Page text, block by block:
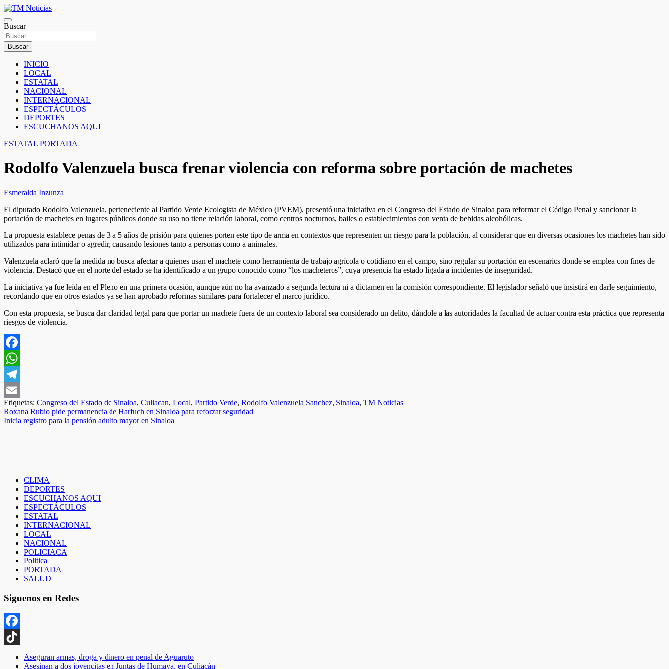
Saltar
al
contenido
TM Noticias
TM Noticias
Buscar
Buscar
INICIO
LOCAL
ESTATAL
NACIONAL
INTERNACIONAL
ESPECTÁCULOS
DEPORTES
ESCUCHANOS AQUI
ESTATAL PORTADA
Rodolfo Valenzuela busca frenar violencia con reforma sobre portación de machetes
Esmeralda Inzunza
El diputado Rodolfo Valenzuela, perteneciente al Partido Verde Ecologista de México (PVEM), presentó una iniciativa en el Congreso del Estado de Sinaloa para reformar el Código Penal y sancionar la
portación de machetes en lugares públicos donde su uso no tiene relación laboral, como centros nocturnos, bailes o establecimientos con venta de bebidas alcohólicas.
La propuesta establece penas de 3 a 5 años de prisión para quienes porten este tipo de arma en contextos que representen un riesgo para la población, al considerar que en diversas ocasiones los machetes han sido
utilizados para intimidar o agredir, causando lesiones tanto a personas como a animales.
Valenzuela aclaró que la medida no busca afectar a quienes usan el machete como herramienta de trabajo agrícola o cotidiano en el campo, sino regular su portación en escenarios donde se emplea con fines de
violencia. Destacó que en el norte del estado se ha identificado a un grupo conocido como “los macheteros”, cuya presencia ha estado ligada a incidentes de inseguridad.
La iniciativa ya fue leída en el Pleno en una primera ocasión, aunque aún no ha avanzado a segunda lectura ni a dictamen en la comisión correspondiente. El legislador señaló que insistirá en darle seguimiento,
recordando que en otros estados ya se han aprobado reformas similares para fortalecer el marco jurídico.
Con esta propuesta, se busca dar claridad legal para que portar un machete fuera de un contexto laboral sea considerado un delito, dándole a las autoridades la facultad de actuar contra esta práctica que representa
riesgos de violencia.
Facebook
WhatsApp
Telegram
Email
Etiquetas: Congreso del Estado de Sinaloa, Culiacan, Local, Partido Verde, Rodolfo Valenzuela Sanchez, Sinaloa, TM Noticias
Navegación
de
Roxana Rubio pide permanencia de Harfuch en Sinaloa para reforzar seguridad
Inicia registro para la pensión adulto mayor en Sinaloa
CLIMA
DEPORTES
ESCUCHANOS AQUI
ESPECTÁCULOS
ESTATAL
INTERNACIONAL
LOCAL
NACIONAL
POLICIACA
Politica
PORTADA
SALUD
Siguenos en Redes
Facebook
TikTok
Aseguran armas, droga y dinero en penal de Aguaruto
Asesinan a dos jovencitas en Juntas de Humaya, en Culiacán